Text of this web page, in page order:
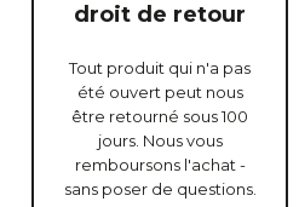
droit de retour
Tout produit qui n'a pas
été ouvert peut nous
être retourné sous 100
jours. Nous vous
remboursons l'achat -
sans poser de questions.